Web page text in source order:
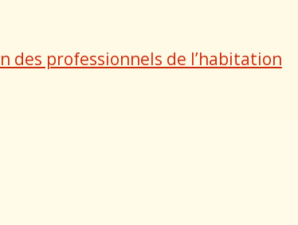
des professionnels de l’habitation